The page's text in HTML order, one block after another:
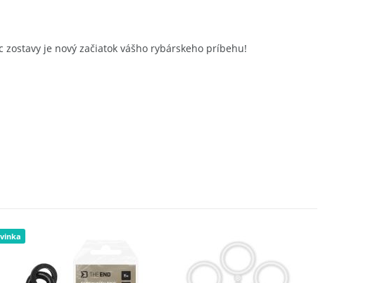
zostavy je nový začiatok vášho rybárskeho príbehu!